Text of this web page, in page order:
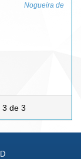
Nogueira de
3 de 3